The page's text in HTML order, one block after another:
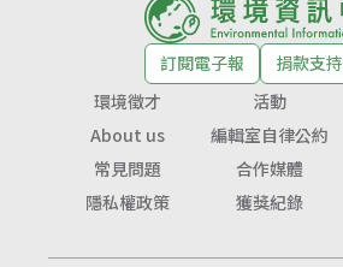
訂閱電子報
捐款支持
環境徵才
活動
About us
編輯室自律公約
常見問題
合作媒體
隱私權政策
獲獎紀錄